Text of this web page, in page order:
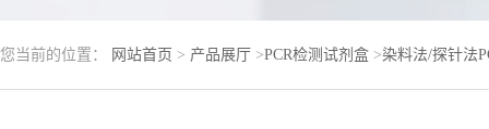
您当前的位置： 网站首页 > 产品展厅 >PCR检测试剂盒 >染料法/探针法